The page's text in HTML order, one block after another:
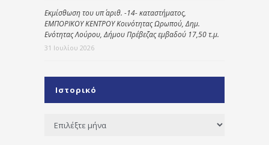
Εκμίσθωση του υπ΄ αριθ. -14- καταστήματος,
ΕΜΠΟΡΙΚΟΥ ΚΕΝΤΡΟΥ Κοινότητας Ωρωπού, Δημ.
Ενότητας Λούρου, Δήμου Πρέβεζας εμβαδού 17,50 τ.μ.
31 Ιουλίου 2026
Ιστορικό
Ιστορικό